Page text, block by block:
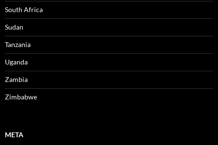
South Africa
Sudan
Tanzania
Uganda
Zambia
Zimbabwe
META